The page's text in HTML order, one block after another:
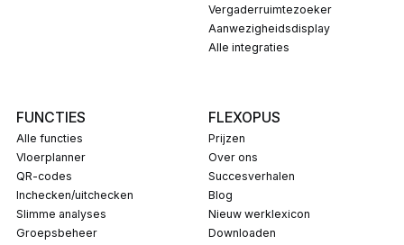
Vergaderruimtezoeker
Aanwezigheidsdisplay
Alle integraties
FUNCTIES
Alle functies
Vloerplanner
QR-codes
Inchecken/uitchecken
Slimme analyses
Groepsbeheer
FLEXOPUS
Prijzen
Over ons
Succesverhalen
Blog
Nieuw werklexicon
Downloaden